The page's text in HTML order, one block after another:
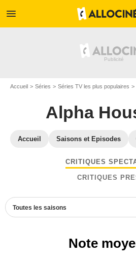
menu
Accueil Séries Séries TV les plus populaires
Alpha
Accueil Saisons et Episodes
CRITIQUES
CRITIQUES
Toutes les saisons
Note